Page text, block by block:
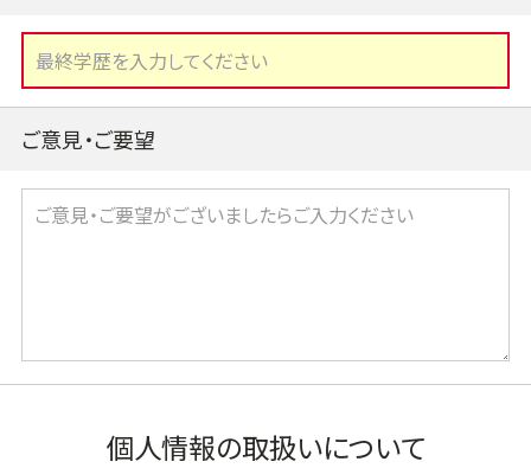
ご意見・ご要望
個人情報の取扱いについて